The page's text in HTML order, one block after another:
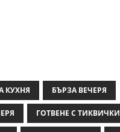
КУХНЯ БЪРЗА ВЕЧЕРЯ
ГОТВЕНЕ С ТИКВИЧКИ